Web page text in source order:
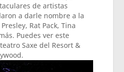
de artistas
a darle nombre a la
Rat Pack, Tina
Puedes ver este
Saxe del Resort &